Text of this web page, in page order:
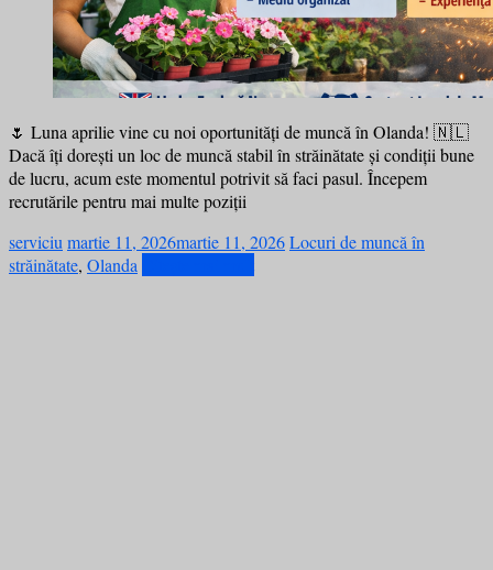
🌷 Luna aprilie vine cu noi oportunități de muncă în Olanda! 🇳🇱
Dacă îți dorești un loc de muncă stabil în străinătate și condiții bune
de lucru, acum este momentul potrivit să faci pasul. Începem
recrutările pentru mai multe poziții
serviciu martie 11, 2026martie 11, 2026Locuri de muncă în
străinătate, Olanda